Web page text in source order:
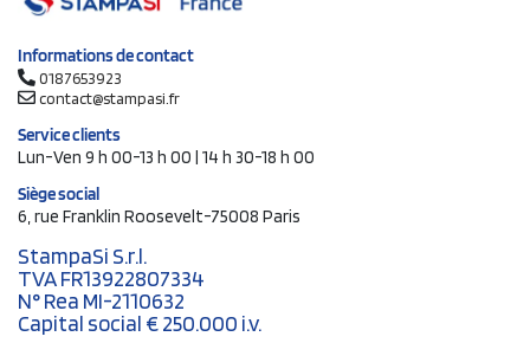
Informations de contact
0187653923
contact@stampasi.fr
Service clients
Lun-Ven 9 h 00-13 h 00 | 14 h 30-18 h 00
Siège social
6, rue Franklin Roosevelt-75008 Paris
StampaSi S.r.l.
TVA FR13922807334
N° Rea MI-2110632
Capital social € 250.000 i.v.